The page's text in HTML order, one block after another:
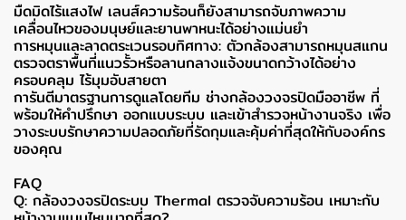
มืดมิดไร้แสงไฟ เลนส์ความร้อนก็ยังสามารถจับภาพความ
เคลื่อนไหวของมนุษย์และยานพาหนะได้อย่างแม่นยำ
การหมุนและลาดตระเวนรอบทิศทาง: ตัวกล้องสามารถหมุนสแกน
ตรวจตราพื้นที่แนวรั้วหรือลานกลางแจ้งขนาดกว้างได้อย่าง
ครอบคลุม ไร้มุมอับสายตา
การันตีมาตรฐานการดูแลโดยทีม ช่างกล้องวงจรปิดมืออาชีพ ที่
พร้อมให้คำปรึกษา ออกแบบระบบ และเข้าสำรวจหน้างานจริง เพื่อ
วางระบบรักษาความปลอดภัยที่รัดกุมและคุ้มค่าที่สุดให้กับองค์กร
ของคุณ
FAQ
Q: กล้องวงจรปิดระบบ Thermal ตรวจจับความร้อน เหมาะกับ